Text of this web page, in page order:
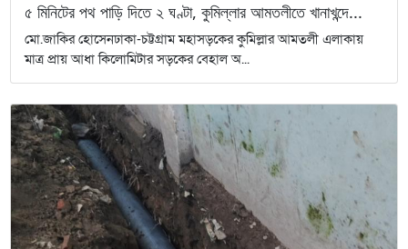
৫ মিনিটের পথ পাড়ি দিতে ২ ঘণ্টা, কুমিল্লার আমতলীতে খানাখন্দে...
মো.জাকির হোসেনঢাকা-চট্টগ্রাম মহাসড়কের কুমিল্লার আমতলী এলাকায়
মাত্র প্রায় আধা কিলোমিটার সড়কের বেহাল অ...